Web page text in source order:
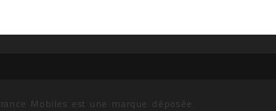
Mobiles est une marque déposée.